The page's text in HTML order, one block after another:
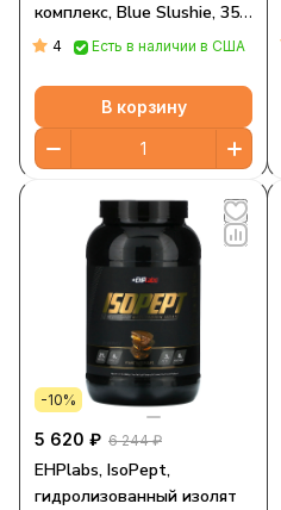
комплекс, Blue Slushie, 358
г (12,6 унции)
4 Есть в наличии в США
В корзину
-10%
5 620 ₽ 6 244 ₽
EHPlabs, IsoPept,
гидролизованный изолят